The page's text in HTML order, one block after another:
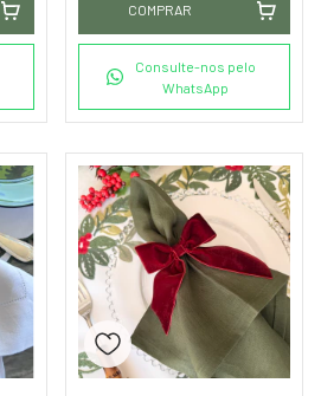
COMPRAR
Consulte-nos pelo
WhatsApp